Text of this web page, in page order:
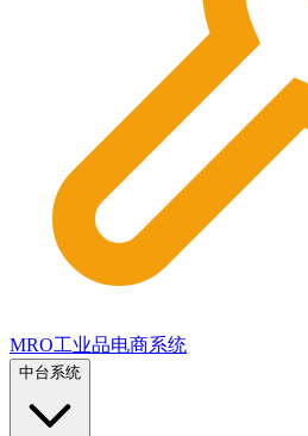
MRO工业品电商系统
中台系统